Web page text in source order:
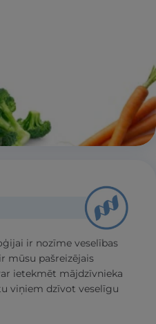
ir nozīme veselības
mūsu pašreizējais
ietekmēt mājdzīvnieka
viņiem dzīvot veselīgu